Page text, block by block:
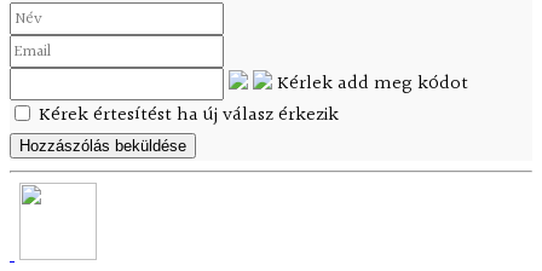
Kérlek add meg kódot
Kérek értesítést ha új válasz érkezik